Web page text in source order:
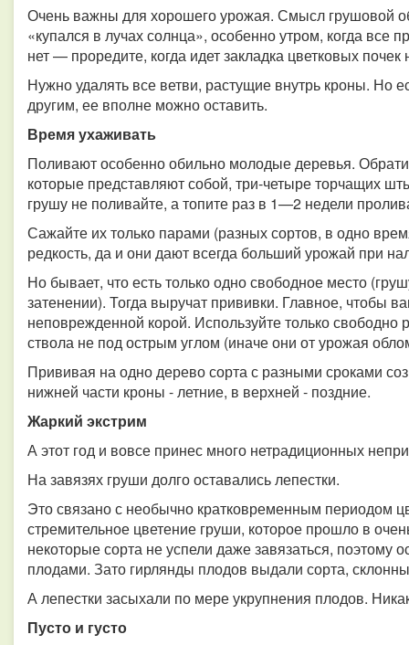
Очень важны для хорошего урожая. Смысл грушовой
«купался в лучах солнца», особенно утром, когда все
нет — проредите, когда идет закладка цветковых почек
Нужно удалять все ветви, растущие внутрь кроны. Но
другим, ее вполне можно оставить.
Время ухаживать
Поливают особенно обильно молодые деревья.
которые представляют собой, три-четыре торчащих
грушу не поливайте, а топите раз в 1—2 недели
Сажайте их только парами (разных сортов, в одно
редкость, да и они дают всегда больший урожай при
Но бывает, что есть только одно свободное место
затенении). Тогда выручат прививки. Главное, чтобы
неповрежденной корой. Используйте только
ствола не под острым углом (иначе они от урожая
Прививая на одно дерево сорта с разными сроками
нижней части кроны - летние, в верхней - поздние.
Жаркий экстрим
А этот год и вовсе принес много нетрадиционных
На завязях груши долго оставались лепестки.
Это связано с необычно кратковременным периодом
стремительное цветение груши, которое прошло в
некоторые сорта не успели даже завязаться, поэтому
плодами. Зато гирлянды плодов выдали сорта,
А лепестки засыхали по мере укрупнения плодов.
Пусто и густо